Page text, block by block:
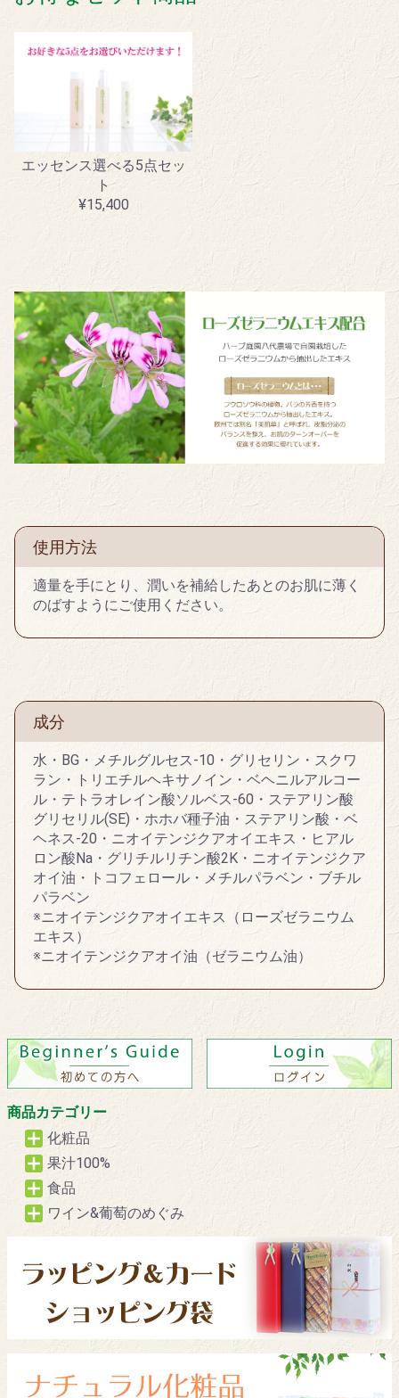
エッセンス選べる5点セッ
ト
¥15,400
使用方法
適量を手にとり、潤いを補給したあとのお肌に薄く
のばすようにご使用ください。
成分
水・BG・メチルグルセス-10・グリセリン・スクワ
ラン・トリエチルヘキサノイン・ベヘニルアルコー
ル・テトラオレイン酸ソルベス-60・ステアリン酸
グリセリル(SE)・ホホバ種子油・ステアリン酸・ベ
ヘネス-20・ニオイテンジクアオイエキス・ヒアル
ロン酸Na・グリチルリチン酸2K・ニオイテンジクア
オイ油・トコフェロール・メチルパラベン・ブチル
パラベン
※ニオイテンジクアオイエキス（ローズゼラニウム
エキス）
※ニオイテンジクアオイ油（ゼラニウム油）
商品カテゴリー
化粧品
果汁100%
食品
ワイン&葡萄のめぐみ